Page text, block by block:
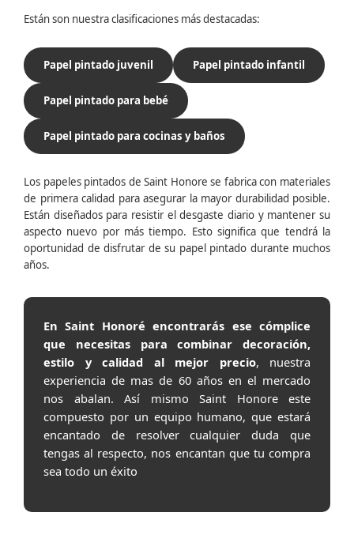
Están son nuestra clasificaciones más destacadas:
Papel pintado juvenil Papel pintado infantil
Papel pintado para bebé
Papel pintado para cocinas y baños
Los papeles pintados de Saint Honore se fabrica con materiales
de primera calidad para asegurar la mayor durabilidad posible.
Están diseñados para resistir el desgaste diario y mantener su
aspecto nuevo por más tiempo. Esto significa que tendrá la
oportunidad de disfrutar de su papel pintado durante muchos
años.
En Saint Honoré encontrarás ese cómplice
que necesitas para combinar decoración,
estilo y calidad al mejor precio, nuestra
experiencia de mas de 60 años en el mercado
nos abalan. Así mismo Saint Honore este
compuesto por un equipo humano, que estará
encantado de resolver cualquier duda que
tengas al respecto, nos encantan que tu compra
sea todo un éxito